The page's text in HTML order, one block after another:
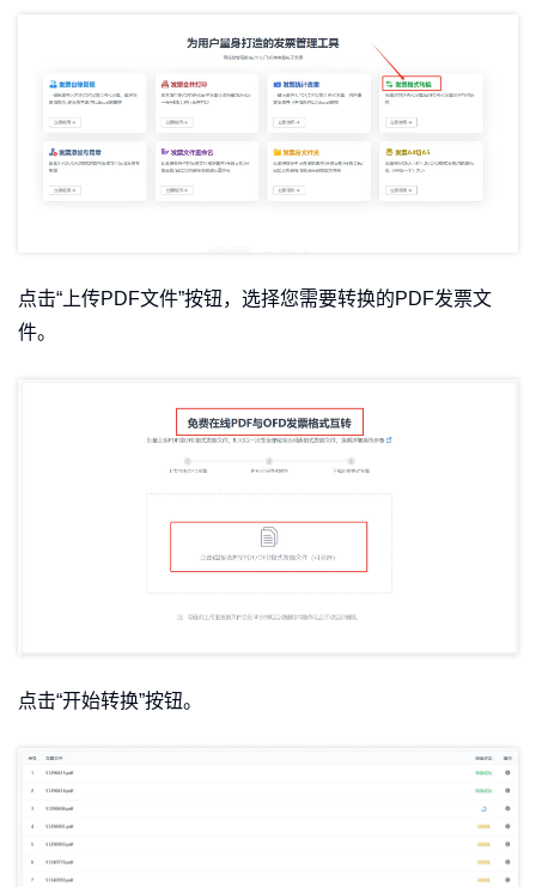
点击“上传PDF文件”按钮，选择您需要转换的PDF发票文
件。
点击“开始转换”按钮。